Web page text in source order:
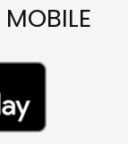
MOBILE